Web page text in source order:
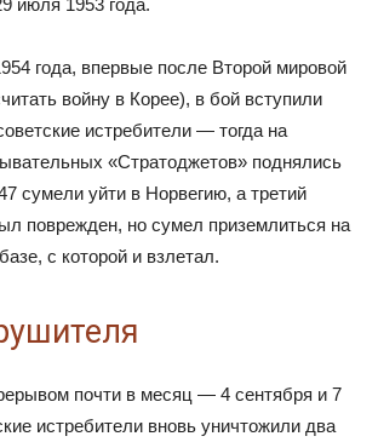
июля 1953 года.
года, впервые после Второй мировой
войну в Корее), в бой вступили
истребители — тогда на
«Стратоджетов» поднялись
сумели уйти в Норвегию, а третий
поврежден, но сумел приземлиться на
с которой и взлетал.
почти в месяц — 4 сентября и 7
истребители вновь уничтожили два